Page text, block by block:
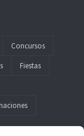
Concursos
Fiestas